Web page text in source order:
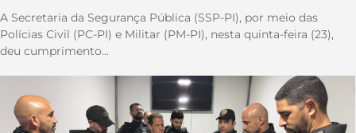
A Secretaria da Segurança Pública (SSP-PI), por meio das
Polícias Civil (PC-PI) e Militar (PM-PI), nesta quinta-feira (23),
deu cumprimento...